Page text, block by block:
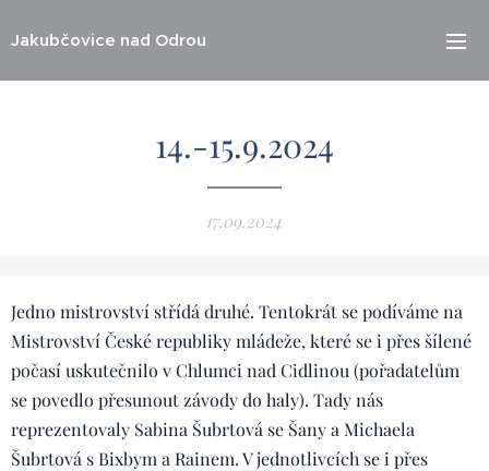
Jakubčovice nad Odrou
14.-15.9.2024
17.09.2024
Jedno mistrovství střídá druhé. Tentokrát se podíváme na
Mistrovství České republiky mládeže, které se i přes šílené
počasí uskutečnilo v Chlumci nad Cidlinou (pořadatelům
se povedlo přesunout závody do haly). Tady nás
reprezentovaly Sabina Šubrtová se Šany a Michaela
Šubrtová s Bixbym a Rainem. V jednotlivcích se i přes